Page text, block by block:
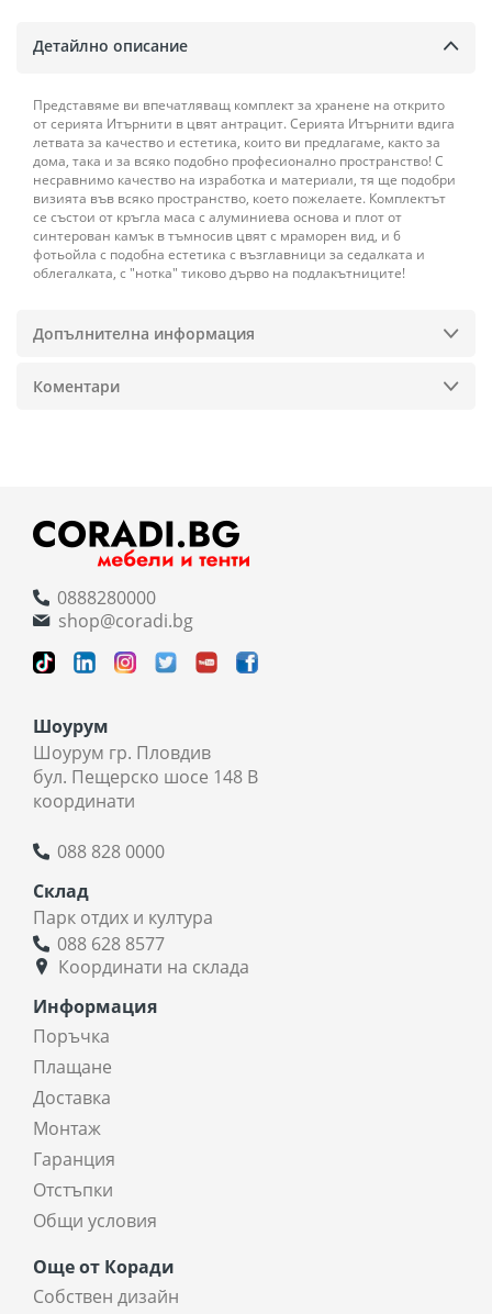
Детайлно описание
Представяме ви впечатляващ комплект за хранене на открито
от серията Итърнити в цвят антрацит. Серията Итърнити вдига
летвата за качество и естетика, които ви предлагаме, както за
дома, така и за всяко подобно професионално пространство! С
несравнимо качество на изработка и материали, тя ще подобри
визията във всяко пространство, което пожелаете. Комплектът
се състои от кръгла маса с алуминиева основа и плот от
синтерован камък в тъмносив цвят с мраморен вид, и 6
фотьойла с подобна естетика с възглавници за седалката и
облегалката, с "нотка" тиково дърво на подлакътниците!
Допълнителна информация
Коментари
0888280000
shop@coradi.bg
Шоурум
Шоурум гр. Пловдив
бул. Пещерско шосе 148 В
координати
088 828 0000
Склад
Парк отдих и култура
088 628 8577
Координати на склада
Информация
Поръчка
Плащане
Доставка
Монтаж
Гаранция
Отстъпки
Общи условия
Още от Коради
Собствен дизайн